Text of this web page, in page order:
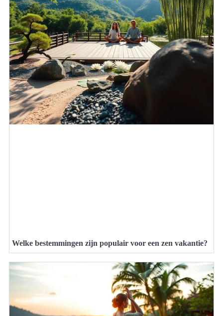
Welke bestemmingen zijn populair voor een zen vakantie?